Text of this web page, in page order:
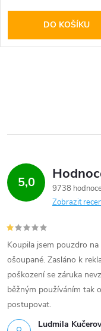
DO KOŠÍKU
5,0
9738
Zobrazit
Ludmila
Koupila jsem pouzdro
ošoupané. Zasláno k
poškození se záruka
běžným používáním tak
postupovat.